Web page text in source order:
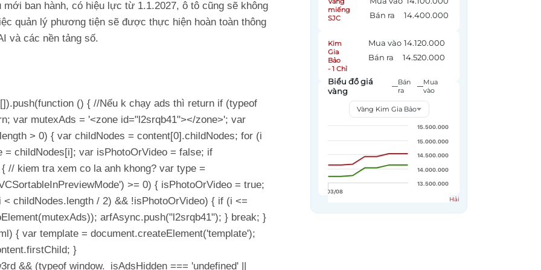
ban hành, có hiệu lực từ 1.1.2027, ô tô cũng sẽ không
quản lý phương tiện sẽ được thực hiện hoàn toàn thông
và các nền tảng số.
() { //Nếu k chạy ads thì return if (typeof
var mutexAds = '<zone id="l2srqb41"></zone>'; var
> 0) { var childNodes = content[0].childNodes; for (i
childNodes[i]; var isPhotoOrVideo = false; if
// kiem tra xem co la anh khong? var type =
>= 0) { isPhotoOrVideo = true;
childNodes.length / 2) && !isPhotoOrVideo) { if (i <=
arfAsync.push("l2srqb41"); } break; }
{ var template = document.createElement('template');
}
&& (typeof window._isAdsHidden === 'undefined' ||